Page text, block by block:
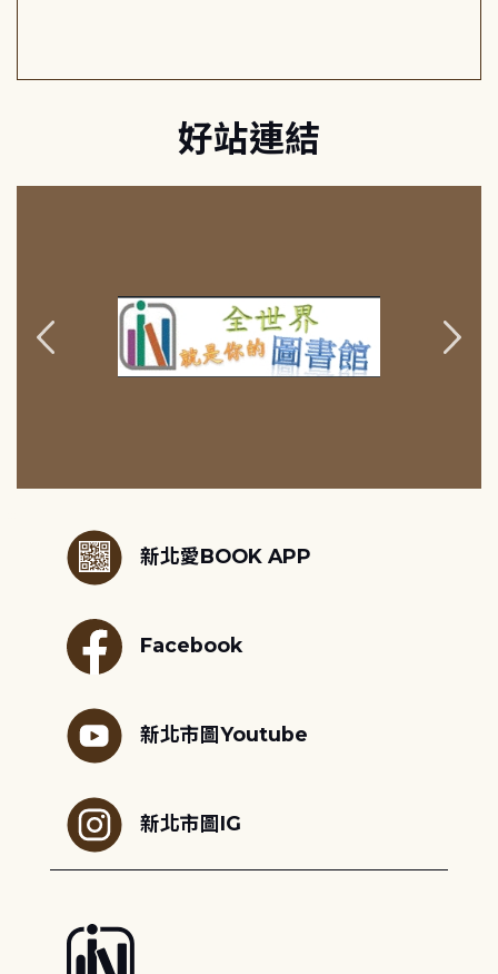
好站連結
新北愛BOOK APP
Facebook
新北市圖Youtube
新北市圖IG